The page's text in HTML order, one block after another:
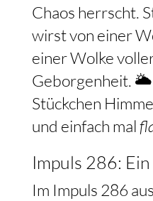
Chaos herrscht.
wirst von einer
einer Wolke
Geborgenheit. 🌥️
Stückchen
und einfach mal
Impuls 286:
Im Impuls 286